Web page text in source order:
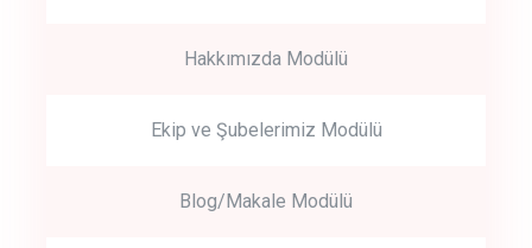
Hakkımızda Modülü
Ekip ve Şubelerimiz Modülü
Blog/Makale Modülü